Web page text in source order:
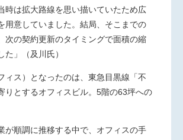
時は拡大路線を思い描いていたため広
用意していました。結局、そこまでの
次の契約更新のタイミングで面積の縮
た」（及川氏）
ィス）となったのは、東急目黒線「不
りとするオフィスビル。 5階の63坪への
が順調に推移する中で、オフィスの手